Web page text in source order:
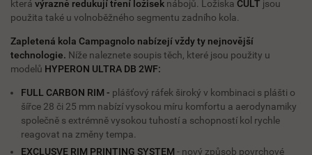
která výrazně redukují tření ložisek nábojů. Ložiska CULT jsou
použita také u volnoběžného segmentu zadního kola.
Zapletená kola Campagnolo nabízejí vždy ty nejnovější
technologie. Níže naleznete soupis těch, které jsou použity u
modelů HYPERON ULTRA DB 2WF:
FULL CARBON RIM - plášťový ráfek široký v kombinaci s plášti o
šířce 28 či 25 mm nabízí vysokou míru komfortu a aerodynamiky
společně s extrémně vysokou tuhostí a schopností kol rychle
reagovat na změny tempa.
EXCLUSVE RIM PRINTING SYSTEM - nový způsob povrchové